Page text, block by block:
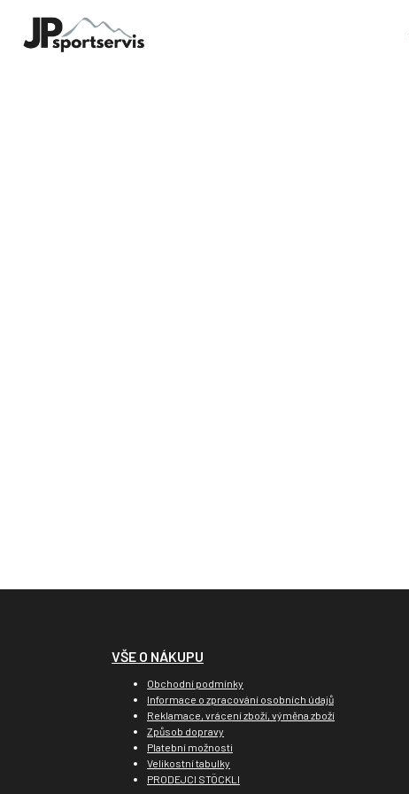
VŠE O NÁKUPU
Obchodní podmínky
Informace o zpracování osobních údajů
Reklamace, vrácení zboží, výměna zboží
Způsob dopravy
Platební možnosti
Velikostní tabulky
PRODEJCI STÖCKLI